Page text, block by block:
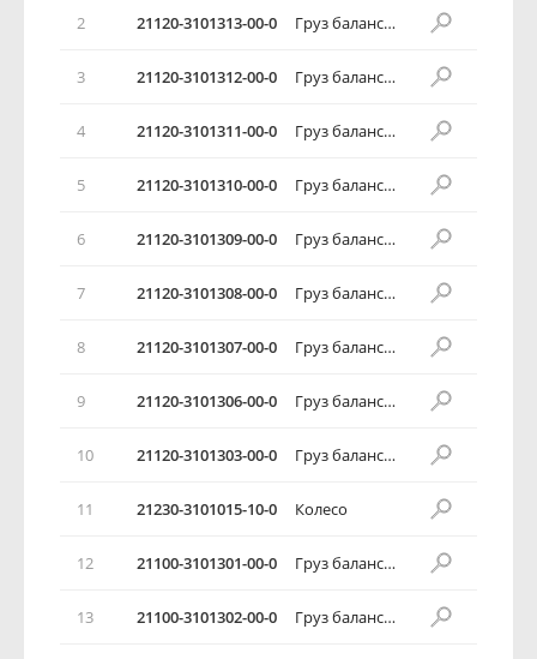
2 21120-3101313-00-0 Груз балансировочный 60 г
3 21120-3101312-00-0 Груз балансировочный 55 г
4 21120-3101311-00-0 Груз балансировочный 50 г
5 21120-3101310-00-0 Груз балансировочный 45 г
6 21120-3101309-00-0 Груз балансировочный 40 г
7 21120-3101308-00-0 Груз балансировочный 35 г
8 21120-3101307-00-0 Груз балансировочный 30 г
9 21120-3101306-00-0 Груз балансировочный 25 г
10 21120-3101303-00-0 Груз балансировочный 15 г
11 21230-3101015-10-0 Колесо
12 21100-3101301-00-0 Груз балансировочный 5 г
13 21100-3101302-00-0 Груз балансировочный 10 г